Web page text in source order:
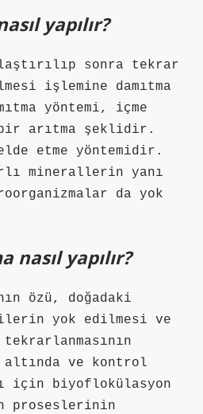
yapılır?
sonra tekrar
işlemine damıtma
yöntemi, içme
bir arıtma şeklidir.
etme yöntemidir.
minerallerin yanı
da yok
nasıl yapılır?
özü, doğadaki
yok edilmesi ve
altında ve kontrol
için biyoflokülasyon
proseslerinin